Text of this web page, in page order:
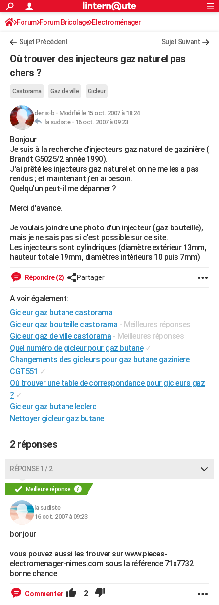
ACTUALITÉS
Politique
Société
Faits Divers
Education
Monde
Villes
+
Programme TV
Streaming
Cinéma
Sorties cinéma
Musique
FINANCE
Retraite
Impôts
Epargne
Immobilier
Risques naturels par ville
Banque
Assurance
Crédit
AUTO
Essais
Réserver un essai
Citadines
Berlines
SUV
Forum auto
HIGH-TECH
Mobiles
Meilleur smartphone
Internet
Ordinateurs
Jeux vidéo
Guide high-tech
BRICOLAGE
Forum
Aménagement intérieur
Extérieur
Cuisine
Salle de bains
Jardinage
Rangement
WEEK-END
Guides de France
Escapades
Patrimoine
Expositions
Musées
Week-end nature
+LIFESTYLE
Art de vivre
Bien-être
Loisirs
Mode
Modes de vie
SANTE
Alimentation
Guide de la santé
Maladies
Médicaments
Sommeil
VOYAGE
Destinations
City break
Voyage nature
Voyage de noces
Forum
Climat
+PHOTO
GUIDES D'ACHAT
BONS PLANS
Carte de Noël
Carte Bonne année
Carte Saint-Valentin
Carte Pâques
Carte d'anniversaire
DICTIONNAIRE
Dictionnaire
Biographies
Citations
Expressions
Proverbes
PROGRAMME TV
COPAINS D'AVANT
S'inscrire
Se connecter
Lycées
Collèges
Primaires
Universités
Entreprises
Service militaire
Avis de recherche
AVIS DE DÉCÈS
FORUM
Bricolage
Lifestyle
Culture
Sport
Auto
Television
Voyage
Cinema
S'inscrire
Connexion
Forum Forum Bricolage Electroménager
Sujet Précédent Sujet Suivant
Où trouver des injecteurs gaz naturel pas
chers ?
Castorama Gaz de ville Gicleur
denis-b - Modifié le 15 oct. 2007 à 18:24
la sudiste - 16 oct. 2007 à 09:23
Bonjour
Je suis à la recherche d'injecteurs gaz naturel de gazinière (
Brandt G5025/2 année 1990).
J'ai prêté les injecteurs gaz naturel et on ne me les a pas
rendus ; et maintenant j'en ai besoin.
Quelqu'un peut-il me dépanner ?
Merci d'avance.
Je voulais joindre une photo d'un injecteur (gaz bouteille),
mais je ne sais pas si c'est possible sur ce site.
Les injecteurs sont cylindriques (diamètre extérieur 13mm,
hauteur totale 19mm, diamètres intérieurs 10 puis 7mm)
Répondre (2) Partager
A voir également:
Gicleur gaz butane castorama
Gicleur gaz bouteille castorama - Meilleures réponses
Gicleur gaz de ville castorama - Meilleures réponses
Quel numéro de gicleur pour gaz butane ✓
Changements des gicleurs pour gaz butane gaziniere
CGT551 ✓
Où trouver une table de correspondance pour gicleurs gaz
? ✓
Gicleur gaz butane leclerc
Nettoyer gicleur gaz butane
2 réponses
RÉPONSE 1 / 2
Meilleure réponse
la sudiste
16 oct. 2007 à 09:23
bonjour
vous pouvez aussi les trouver sur www.pieces-
electromenager-nimes.com sous la référence 71x7732
bonne chance
Commenter 2